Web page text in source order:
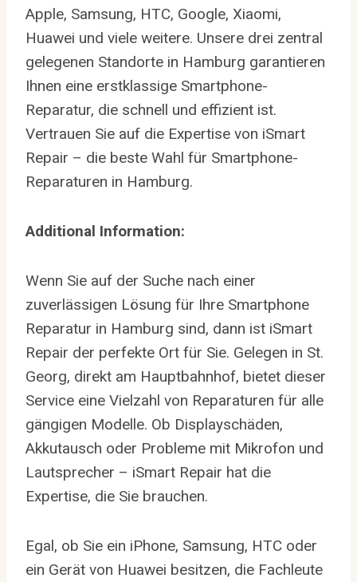
Apple, Samsung, HTC, Google, Xiaomi,
Huawei und viele weitere. Unsere drei zentral
gelegenen Standorte in Hamburg garantieren
Ihnen eine erstklassige Smartphone-
Reparatur, die schnell und effizient ist.
Vertrauen Sie auf die Expertise von iSmart
Repair – die beste Wahl für Smartphone-
Reparaturen in Hamburg.
Additional Information:
Wenn Sie auf der Suche nach einer
zuverlässigen Lösung für Ihre Smartphone
Reparatur in Hamburg sind, dann ist iSmart
Repair der perfekte Ort für Sie. Gelegen in St.
Georg, direkt am Hauptbahnhof, bietet dieser
Service eine Vielzahl von Reparaturen für alle
gängigen Modelle. Ob Displayschäden,
Akkutausch oder Probleme mit Mikrofon und
Lautsprecher – iSmart Repair hat die
Expertise, die Sie brauchen.
Egal, ob Sie ein iPhone, Samsung, HTC oder
ein Gerät von Huawei besitzen, die Fachleute